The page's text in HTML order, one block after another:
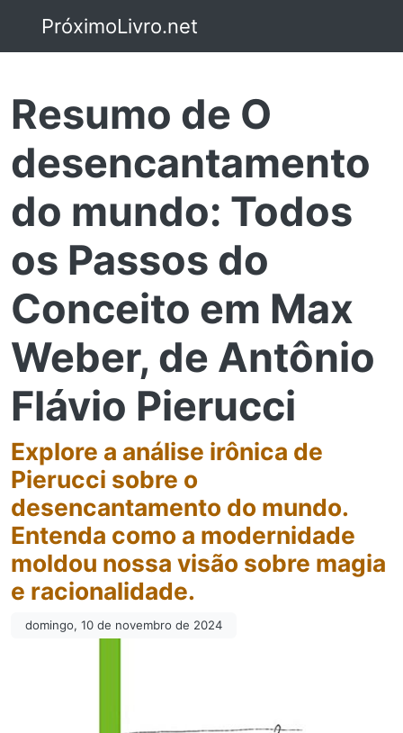
PróximoLivro.net
Resumo de O
desencantamento
do mundo: Todos
os Passos do
Conceito em Max
Weber, de Antônio
Flávio Pierucci
Explore a análise irônica de
Pierucci sobre o
desencantamento do mundo.
Entenda como a modernidade
moldou nossa visão sobre magia
e racionalidade.
domingo, 10 de novembro de 2024